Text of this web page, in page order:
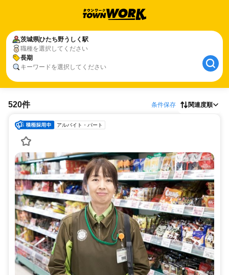
茨城県ひたち野うしく駅
職種を選択してください
長期
キーワードを選択してください
520件 条件保存 関連度順
アルバイト・パート